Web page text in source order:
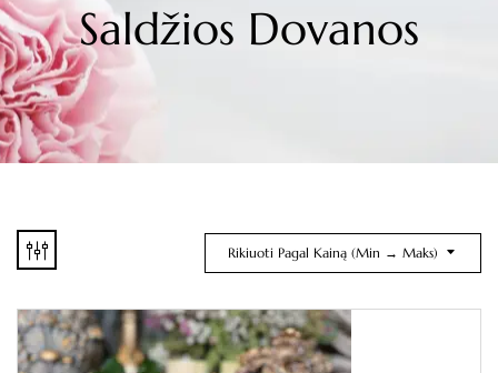
Saldžios Dovanos
Rikiuoti Pagal Kainą (min → Maks)